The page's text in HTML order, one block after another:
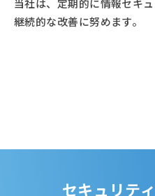
当社は、定期的に情報セキ
継続的な改善に努めます。
セキュリテ